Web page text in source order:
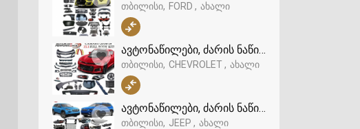
თბილისი FORD ახალი
ავტონაწილები, ძარის ნაწილები, ბოდი კიტი,
თბილისი CHEVROLET ახალი
ავტონაწილები, ძარის ნაწილები, ბოდი კიტი,
თბილისი JEEP ახალი